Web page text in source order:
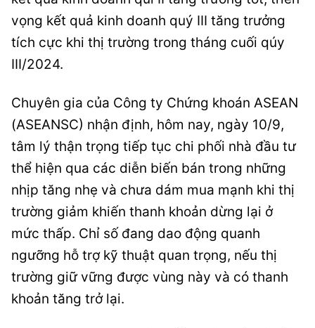
vọng kết quả kinh doanh quý III tăng trưởng
tích cực khi thị trường trong tháng cuối qúy
III/2024.
Chuyên gia của Công ty Chứng khoán ASEAN
(ASEANSC) nhận định, hôm nay, ngày 10/9,
tâm lý thận trọng tiếp tục chi phối nhà đầu tư
thể hiện qua các diễn biến bán trong những
nhịp tăng nhẹ và chưa dám mua mạnh khi thị
trường giảm khiến thanh khoản dừng lại ở
mức thấp. Chỉ số đang dao động quanh
ngưỡng hỗ trợ kỹ thuật quan trọng, nếu thị
trường giữ vững được vùng này và có thanh
khoản tăng trở lại.